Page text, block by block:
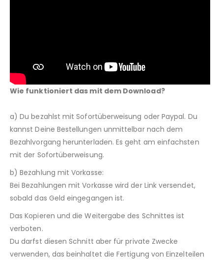
Wie funktioniert das mit dem Download?
a) Du bezahlst mit Sofortüberweisung oder Paypal. Du
kannst Deine Bestellungen unmittelbar nach dem
Bezahlvorgang herunterladen. Es geht am einfachsten
mit der Sofortüberweisung.
b) Bezahlung mit Vorkasse:
Bei Bezahlungen mit Vorkasse wird der Link versendet,
sobald das Geld eingegangen ist.
Das Kopieren und die Weitergabe des Schnittes ist
verboten.
Du darfst diesen Schnitt aber für private Zwecke
verwenden, das beinhaltet die Fertigung von Einzelteilen